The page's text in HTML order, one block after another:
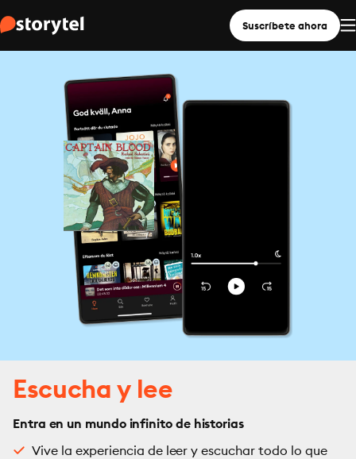
Suscríbete ahora
Escucha y lee
Entra en un mundo infinito de historias
Vive la experiencia de leer y escuchar todo lo que